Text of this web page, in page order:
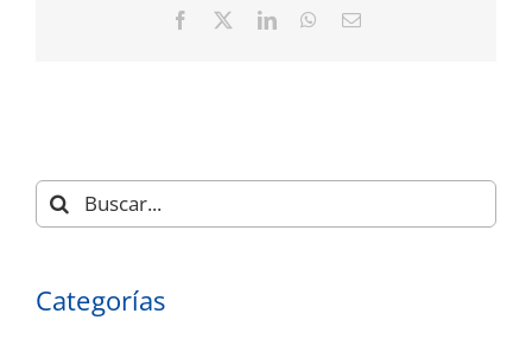
Facebook LinkedInWhatsApp
Correo
Buscar:
Categorías